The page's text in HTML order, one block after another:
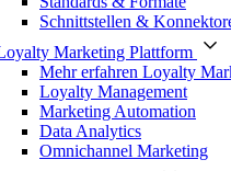
Schnittstellen &
Marketing Plattform
Mehr erfahren Loyalty
Loyalty Management
Marketing Automation
Data Analytics
Omnichannel Marketing